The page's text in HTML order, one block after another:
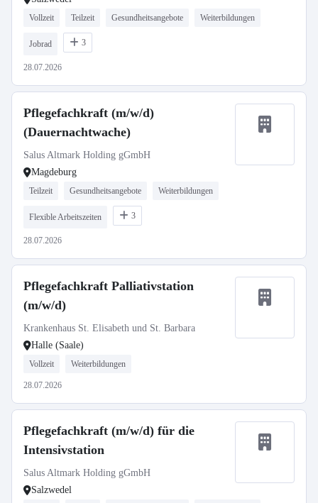
Vollzeit Teilzeit Gesundheitsangebote Weiterbildungen
Jobrad 3
28.07.2026
Pflegefachkraft (m/w/d)
(Dauernachtwache)
Salus Altmark Holding gGmbH
Magdeburg
Teilzeit Gesundheitsangebote Weiterbildungen
Flexible Arbeitszeiten 3
28.07.2026
Pflegefachkraft Palliativstation
(m/w/d)
Krankenhaus St. Elisabeth und St. Barbara
Halle (Saale)
Vollzeit Weiterbildungen
28.07.2026
Pflegefachkraft (m/w/d) für die
Intensivstation
Salus Altmark Holding gGmbH
Salzwedel